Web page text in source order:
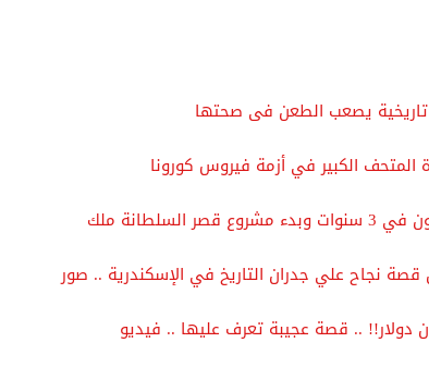
تاريخية يصعب الطعن فى صحتها
المتحف الكبير في أزمة فيروس كورونا
السلطانة ملك
قصة نجاح علي جدران التاريخ في الإسكندرية .. صور